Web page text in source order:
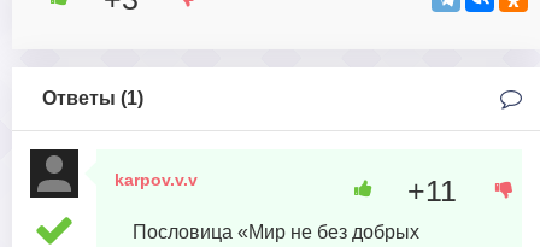
Ответы (1)
karpov.v.v
Пословица «Мир не без добрых
+11